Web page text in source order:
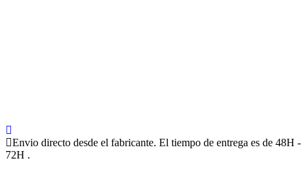
Envio directo desde el fabricante. El tiempo de entrega es de 48H -
72H .